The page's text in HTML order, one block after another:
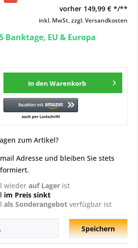
vorher 149,99 € */**
inkl. MwSt.zzgl. Versandkosten
Banktage, EU & Europa
In den Warenkorb
zum Artikel?
Adresse und bleiben Sie stets
wieder auf Lager ist
im Preis sinkt
als Sonderangebot verfügbar ist
Speichern